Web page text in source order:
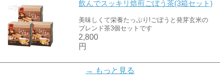
飲んでスッキリ焙煎ごぼう茶(3箱セット)
美味しくて栄養たっぷり!ごぼうと発芽玄米の
ブレンド茶3個セットです
2,800
円
ホワイトミネラルフェイスパウダー
→ もっと見る